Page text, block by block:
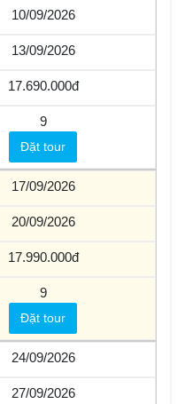
10/09/2026
13/09/2026
17.690.000
9
Đặt tour
17/09/2026
20/09/2026
17.990.000
9
Đặt tour
24/09/2026
27/09/2026